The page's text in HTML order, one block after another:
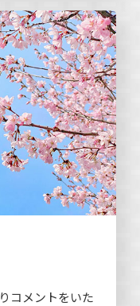
コメントをいた